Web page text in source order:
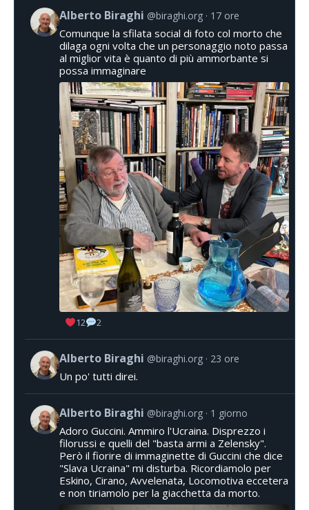
Alberto Biraghi @biraghi.org 17 ore
Comunque la sfilata social di foto col morto che
dilaga ogni volta che un personaggio noto passa
al miglior vita è quanto di più ammorbante si
possa immaginare
12 2
Alberto Biraghi @biraghi.org 23 ore
Un po' tutti direi.
Alberto Biraghi @biraghi.org 1 giorno
Adoro Guccini. Ammiro l'Ucraina. Disprezzo i
filorussi e quelli del "basta armi a Zelensky".
Però il fiorire di immaginette di Guccini che dice
"Slava Ucraina" mi disturba. Ricordiamolo per
Eskino, Cirano, Avvelenata, Locomotiva eccetera
e non tiriamolo per la giacchetta da morto.